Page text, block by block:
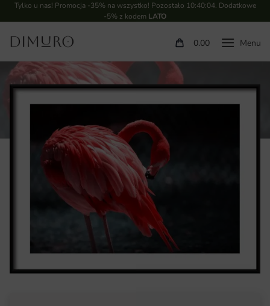
Tylko u nas! Promocja -35% na wszystko! Pozostało 10:40:03. Dodatkowe
-5% z kodem LATO
0.00